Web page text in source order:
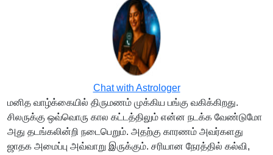
Chat with Astrologer
மனித வாழ்க்கையில் திருமணம் முக்கிய பங்கு வகிக்கிறது.
சிலருக்கு ஒவ்வொரு கால கட்டத்திலும் என்ன நடக்க வேண்டுமோ
அது தடங்கலின்றி நடைபெறும். அதற்கு காரணம் அவர்களது
ஜாதக அமைப்பு அவ்வாறு இருக்கும். சரியான நேரத்தில் கல்வி,